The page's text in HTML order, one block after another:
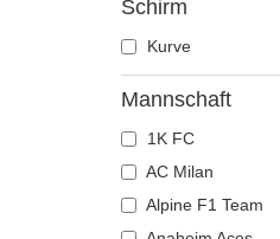
Schirm
Kurve
Mannschaft
1K FC
AC Milan
Alpine F1 Team